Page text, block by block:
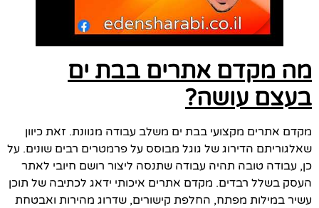
מה מקדם אתרים בבת ים
בעצם עושה?
מקדם אתרים מקצועי בבת ים משלב עבודה מגוונת. זאת כיוון
שאלגוריתם הדירוג של גוגל מבוסס על פרמטרים רבים שונים. על
כן, עבודה טובה תהיה עבודה שתנסה ליצור רושם חיובי לאתר
העסק בשלל רבדים. מקדם אתרים איכותי ידאג לכתיבה של תוכן
עשיר במילות מפתח, החלפת קישורים, שדרוג מהירות ואבטחת